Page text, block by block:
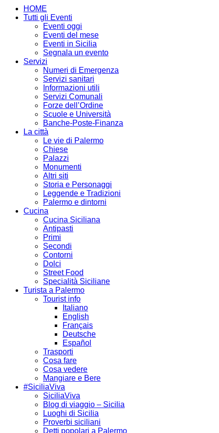
HOME
Tutti gli Eventi
Eventi oggi
Eventi del mese
Eventi in Sicilia
Segnala un evento
Servizi
Numeri di Emergenza
Servizi sanitari
Informazioni utili
Servizi Comunali
Forze dell’Ordine
Scuole e Università
Banche-Poste-Finanza
La città
Le vie di Palermo
Chiese
Palazzi
Monumenti
Altri siti
Storia e Personaggi
Leggende e Tradizioni
Palermo e dintorni
Cucina
Cucina Siciliana
Antipasti
Primi
Secondi
Contorni
Dolci
Street Food
Specialità Siciliane
Turista a Palermo
Tourist info
Italiano
English
Français
Deutsche
Español
Trasporti
Cosa fare
Cosa vedere
Mangiare e Bere
#SiciliaViva
SiciliaViva
Blog di viaggio – Sicilia
Luoghi di Sicilia
Proverbi siciliani
Detti popolari a Palermo